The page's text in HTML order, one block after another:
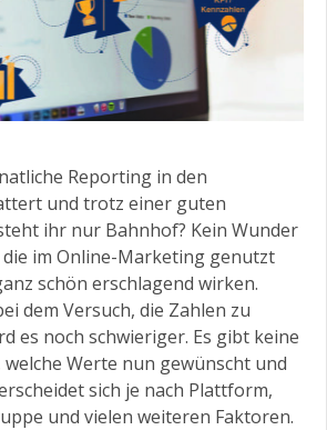
Reporting in den
und trotz einer guten
ihr nur Bahnhof? Kein Wunder
die im Online-Marketing genutzt
schön erschlagend wirken.
dem Versuch, die Zahlen zu
es noch schwieriger. Es gibt keine
Werte nun gewünscht und
sich je nach Plattform,
und vielen weiteren Faktoren.